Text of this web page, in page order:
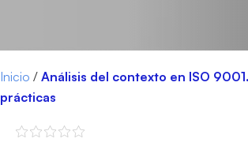
Inicio / Análisis del contexto en ISO
prácticas